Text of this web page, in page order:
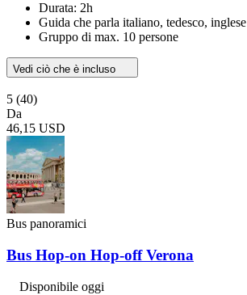
Durata: 2h
Guida che parla italiano, tedesco, inglese
Gruppo di max. 10 persone
Vedi ciò che è incluso
5 (40)
Da
46,15 USD
Bus panoramici
Bus Hop-on Hop-off Verona
Disponibile oggi